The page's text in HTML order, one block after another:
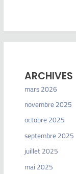
ARCHIVES
mars 2026
novembre 2025
octobre 2025
septembre 2025
juillet 2025
mai 2025